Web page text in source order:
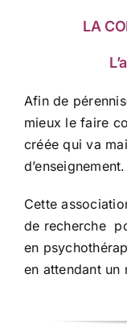
LA
Afin de
mieux le faire
créée qui va
d’enseignement.
Cette
de recherche
en
en attendant un